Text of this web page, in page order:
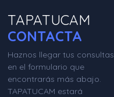
TAPATUCAM
CONTACTA
Haznos llegar tus consultas
en el formulario que
encontrarás más abajo.
TAPATUCAM estará